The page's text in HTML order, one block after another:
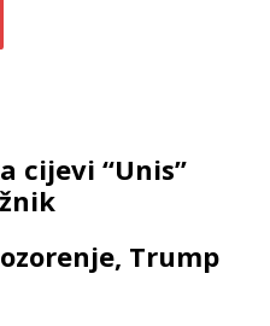
cijevi “Unis”
Trump